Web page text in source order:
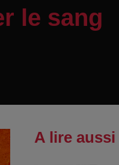
le sang
A lire aussi